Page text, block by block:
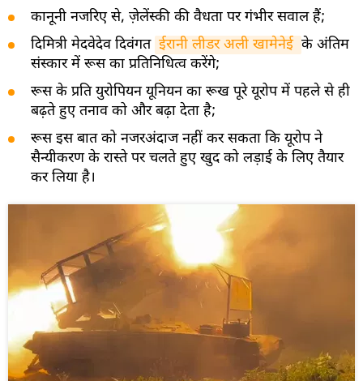
कानूनी नजरिए से, ज़ेलेंस्की की वैधता पर गंभीर सवाल हैं;
दिमित्री मेदवेदेव दिवंगत ईरानी लीडर अली खामेनेई के अंतिम
संस्कार में रूस का प्रतिनिधित्व करेंगे;
रूस के प्रति युरोपियन यूनियन का रूख पूरे यूरोप में पहले से ही
बढ़ते हुए तनाव को और बढ़ा देता है;
रूस इस बात को नजरअंदाज नहीं कर सकता कि यूरोप ने
सैन्यीकरण के रास्ते पर चलते हुए खुद को लड़ाई के लिए तैयार
कर लिया है।